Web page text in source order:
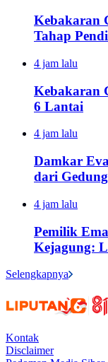
Kebakaran
Tahap
4 jam lalu
Kebakaran
6 Lantai
4 jam lalu
Damkar
dari
4 jam lalu
Pemilik
Kejagung:
Selengkapnya
Kontak
Disclaimer